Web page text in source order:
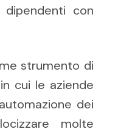
con
strumento di
cui le aziende
dei
molte